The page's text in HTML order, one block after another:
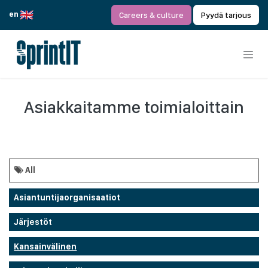
en
Careers & culture Pyydä tarjous
Asiakkaitamme toimialoittain
All
Asiantuntijaorganisaatiot
Järjestöt
Kansainvälinen